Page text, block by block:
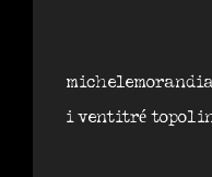
i ventitré